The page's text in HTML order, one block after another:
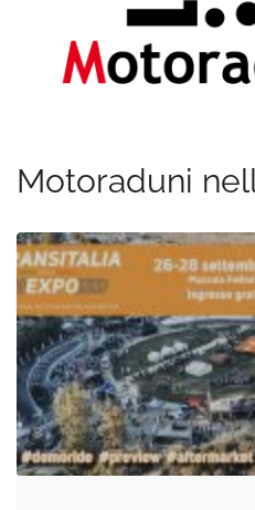
Motoraduni